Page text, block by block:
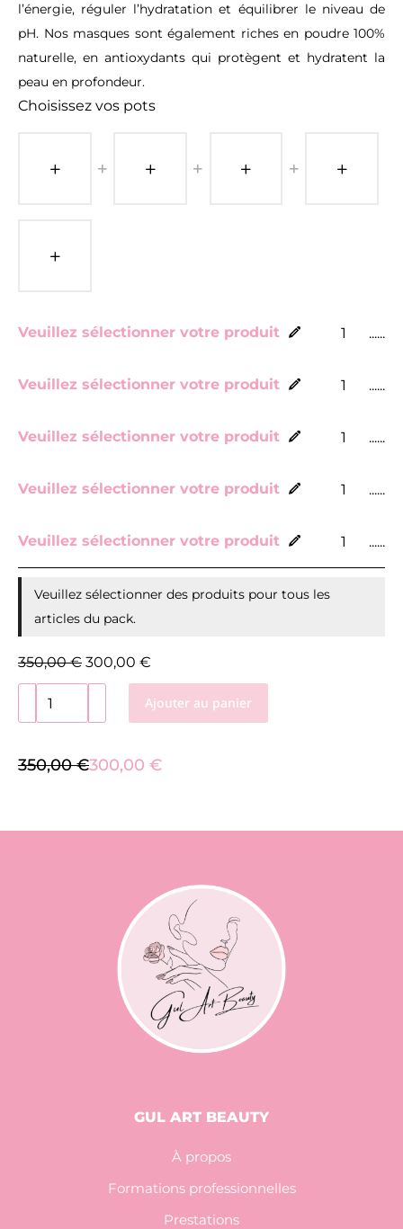
l’énergie, réguler l’hydratation et équilibrer le niveau de
pH. Nos masques sont également riches en poudre 100%
naturelle, en antioxydants qui protègent et hydratent la
peau en profondeur.
Choisissez vos pots
Veuillez sélectionner votre produit ......
Veuillez sélectionner votre produit ......
Veuillez sélectionner votre produit ......
Veuillez sélectionner votre produit ......
Veuillez sélectionner votre produit ......
Veuillez sélectionner des produits pour tous les
articles du pack.
350,00€ 300,00 €
Ajouter au panier
350,00€300,00 €
GUL ART BEAUTY
À propos
Formations professionnelles
Prestations